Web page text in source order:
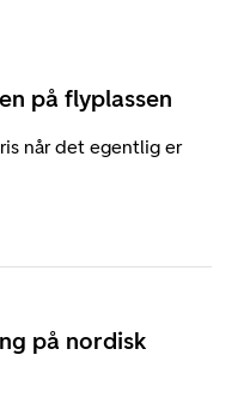
på flyplassen
når det egentlig er
på nordisk